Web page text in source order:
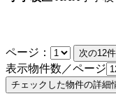
ページ：
表示物件数／ページ